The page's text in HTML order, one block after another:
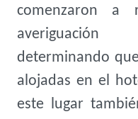
comenzaron a
determinando
alojadas en el
este lugar